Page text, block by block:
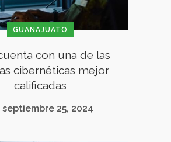
GUANAJUATO
con una de las
cibernéticas mejor
calificadas
septiembre 25, 2024